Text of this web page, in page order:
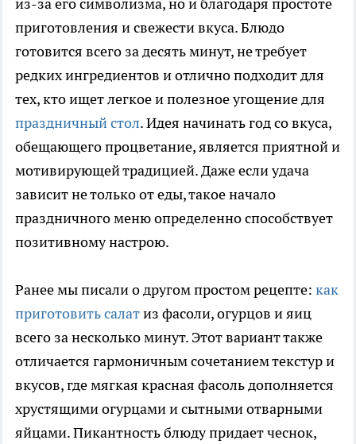
из-за его символизма, но и благодаря простоте
приготовления и свежести вкуса. Блюдо
готовится всего за десять минут, не требует
редких ингредиентов и отлично подходит для
тех, кто ищет легкое и полезное угощение для
праздничный стол. Идея начинать год со вкуса,
обещающего процветание, является приятной и
мотивирующей традицией. Даже если удача
зависит не только от еды, такое начало
праздничного меню определенно способствует
позитивному настрою.
Ранее мы писали о другом простом рецепте: как
приготовить салатиз фасоли, огурцов и яиц
всего за несколько минут. Этот вариант также
отличается гармоничным сочетанием текстур и
вкусов, где мягкая красная фасоль дополняется
хрустящими огурцами и сытными отварными
яйцами. Пикантность блюду придает чеснок,